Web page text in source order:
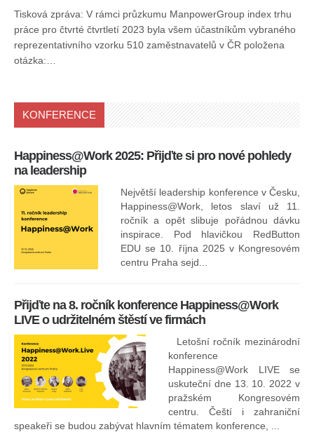
Tisková zpráva: V rámci průzkumu ManpowerGroup index trhu
práce pro čtvrté čtvrtletí 2023 byla všem účastníkům vybraného
reprezentativního vzorku 510 zaměstnavatelů v ČR položena
otázka:…
KONFERENCE
Happiness@Work 2025: Přijďte si pro nové pohledy
na leadership
Největší leadership konference v Česku,
Happiness@Work, letos slaví už 11.
ročník a opět slibuje pořádnou dávku
inspirace. Pod hlavičkou RedButton
EDU se 10. října 2025 v Kongresovém
centru Praha sejd...
Přijďte na 8. ročník konference Happiness@Work
LIVE o udržitelném štěstí ve firmách
Letošní ročník mezinárodní
konference
Happiness@Work LIVE se
uskuteční dne 13. 10. 2022 v
pražském Kongresovém
centru. Čeští i zahraniční
speakeři se budou zabývat hlavním tématem konference, ...